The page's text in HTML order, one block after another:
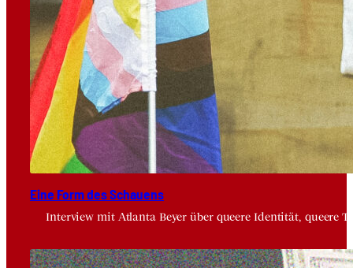
Eine Form des Schau­ens
Interview mit Atlanta Beyer über queere Identität, queere